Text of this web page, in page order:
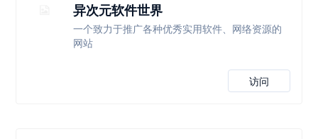
异次元软件世界
一个致力于推广各种优秀实用软件、网络资源的
网站
访问